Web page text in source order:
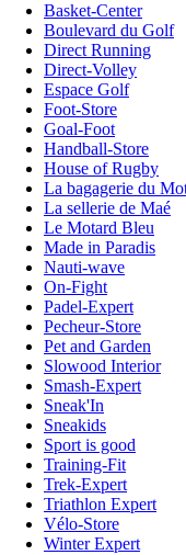
Basket-Center
Boulevard du Golf
Direct Running
Direct-Volley
Espace Golf
Foot-Store
Goal-Foot
Handball-Store
House of Rugby
La bagagerie du
La sellerie de Maé
Le Motard Bleu
Made in Paradis
Nauti-wave
On-Fight
Padel-Expert
Pecheur-Store
Pet and Garden
Slowood Interior
Smash-Expert
Sneak'In
Sneakids
Sport is good
Training-Fit
Trek-Expert
Triathlon Expert
Vélo-Store
Winter Expert